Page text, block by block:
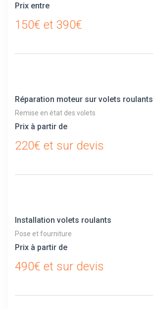
Prix entre
150€ et 390€
Réparation moteur sur volets roulants
Remise en état des volets
Prix à partir de
220€ et sur devis
Installation volets roulants
Pose et fourniture
Prix à partir de
490€ et sur devis